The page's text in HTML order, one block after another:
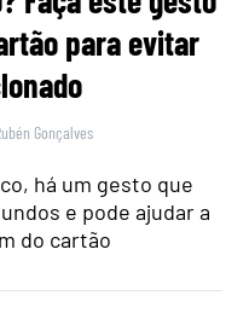
para evitar
Gonçalves
há um gesto que
e pode ajudar a
do cartão